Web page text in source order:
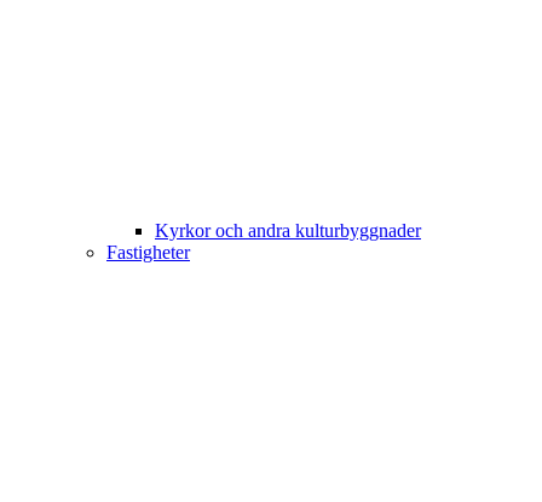
Kyrkor och andra kulturbyggnader
Fastigheter